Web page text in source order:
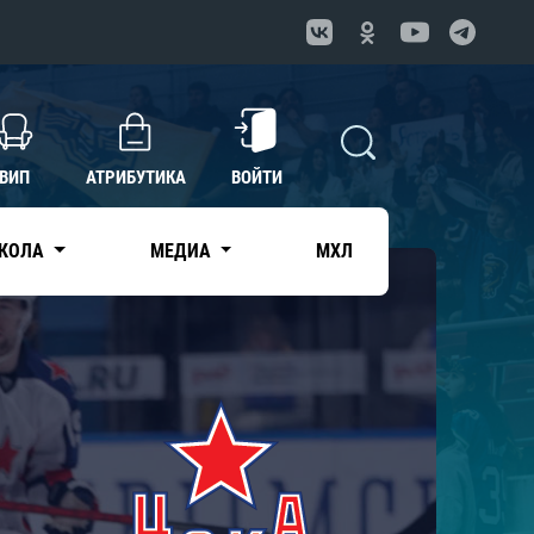
ВИП АТРИБУТИКА ВОЙТИ
МЕДИА МХЛ